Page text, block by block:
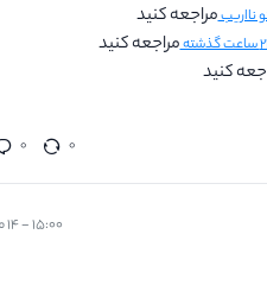
مراجعه کنید
مراجعه کنید
کنید
۰ ۰
۱۵:۰۰ - ۱۴ مرداد